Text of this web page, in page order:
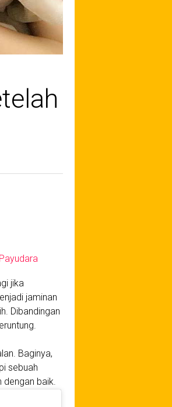
jika
jaminan
Dibandingan
Baginya,
sebuah
dengan baik.